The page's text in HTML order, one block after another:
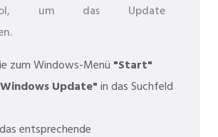
Tool, um das Update
zum Windows-Menü "Start"
Update"in das Suchfeld
entsprechende